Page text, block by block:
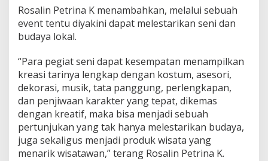
Rosalin Petrina K menambahkan, melalui sebuah
event tentu diyakini dapat melestarikan seni dan
budaya lokal.
“Para pegiat seni dapat kesempatan menampilkan
kreasi tarinya lengkap dengan kostum, asesori,
dekorasi, musik, tata panggung, perlengkapan,
dan penjiwaan karakter yang tepat, dikemas
dengan kreatif, maka bisa menjadi sebuah
pertunjukan yang tak hanya melestarikan budaya,
juga sekaligus menjadi produk wisata yang
menarik wisatawan,” terang Rosalin Petrina K.